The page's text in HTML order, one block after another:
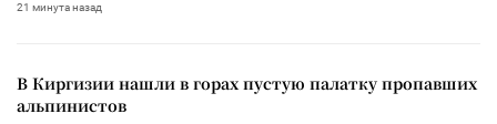
21 минута назад
В Киргизии нашли в горах пустую палатку пропавших
альпинистов